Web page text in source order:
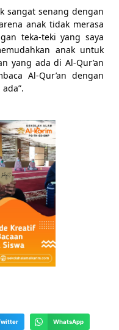
sangat senang dengan
anak tidak merasa
teka-teki yang saya
anak untuk
yang ada di Al-Qur’an
Al-Qur’an dengan
WhatsApp